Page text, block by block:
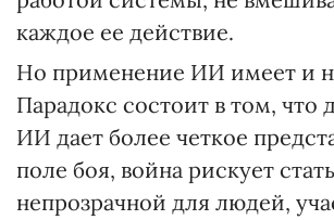
каждое ее действие.
Но применение ИИ имеет и
Парадокс состоит в том, что
ИИ дает более четкое
поле боя, война рискует
непрозрачной для людей,